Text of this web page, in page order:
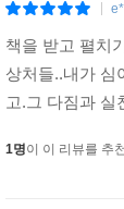
책을 받고 펼치
상처들..내가 심
고.그 다짐과
1명이 이 리뷰를 추